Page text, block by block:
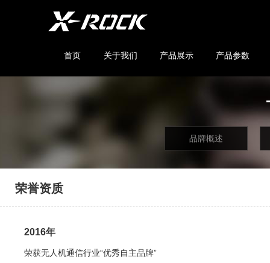
首页 关于我们 产品展示 产品参数
品牌概述
荣誉资质
2016年
荣获无人机通信行业“优秀自主品牌”